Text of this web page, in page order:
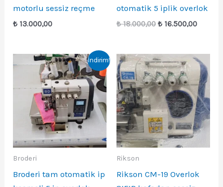
motorlu sessiz reçme
₺ 13.000,00
otomatik 5 iplik overlok
₺18.000,00 Orijinal
₺ 16.500,00Şu
₺
İndirim!
Broderi
Broderi tam otomatik ip
Rikson
Rikson CM-19 Overlok